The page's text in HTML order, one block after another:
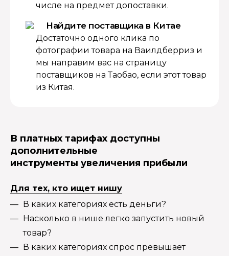
числе на предмет допоставки.
Найдите поставщика в Китае
Достаточно одного клика по
фотографии товара на Ваилдберриз и
мы направим вас на страницу
поставщиков на Таобао, если этот товар
из Китая.
В платных тарифах доступны
дополнительные
инструменты увеличения прибыли
Для тех, кто ищет нишу
В каких категориях есть деньги?
Насколько в нише легко запустить новый
товар?
В каких категориях спрос превышает